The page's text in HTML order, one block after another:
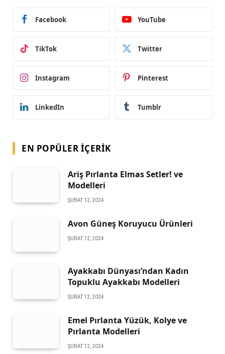
Facebook YouTube
TikTok Twitter
Instagram Pinterest
LinkedIn Tumblr
EN POPÜLER İÇERIK
Ariş Pırlanta Elmas Setler! ve
Modelleri
ŞUBAT 12, 2024
Avon Güneş Koruyucu Ürünleri
ŞUBAT 12, 2024
Ayakkabı Dünyası’ndan Kadın
Topuklu Ayakkabı Modelleri
ŞUBAT 12, 2024
Emel Pırlanta Yüzük, Kolye ve
Pırlanta Modelleri
ŞUBAT 12, 2024